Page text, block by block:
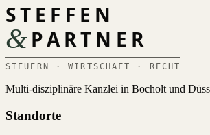
STEFFEN
&PARTNER
STEUERN · WIRTSCHAFT · RECHT
Multi-disziplinäre Kanzlei in Bocholt und
Standorte